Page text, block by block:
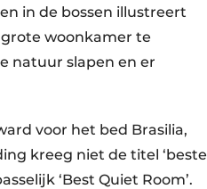
in de bossen illustreert
woonkamer te
natuur slapen en er
voor het bed Brasilia,
kreeg niet de titel ‘beste
‘Best Quiet Room’.